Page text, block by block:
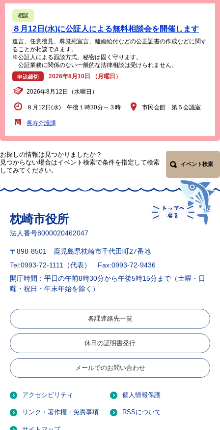
相談
８月12日(水)に公証人による無料相談会を開催します
遺言、任意後見、尊厳死宣言、離婚給付などの公正証書の作成などに関す
ることが相談できます。
※公証人による面談方式。秘密は固く守ります。
公証業務に関係のない一般的な法律相談は受けられません。
申込締切 2026年8月10日 （月曜日）
2026年8月12日（水曜日）
８月12日(水) 午後１時30分～３時 市民会館 第５会議室
長寿介護課
お探しの情報は見つかりましたか？
見つからない場合はイベント検索で条件を指定して検索
してみてください。
イベント検索
枕崎市役所
法人番号8000020462047
〒898-8501 鹿児島県枕崎市千代田町27番地
Tel:0993-72-1111（代表）
Fax:0993-72-9436
開庁時間：平日の午前8時30分から午後5時15分まで（土曜・日
曜・祝日・年末年始を除く）
各課連絡先一覧
休日の証明書発行
メールでのお問い合わせ
アクセシビリティ 個人情報保護
リンク・著作権・免責事項 RSSについて